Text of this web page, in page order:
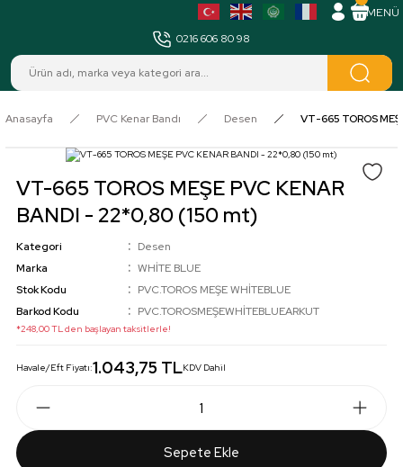
0216 606 80 98
Anasayfa PVC Kenar Bandı Desen VT-665 TOROS
VT-665 TOROS MEŞE PVC KENAR
BANDI - 22*0,80 (150 mt)
Kategori
Desen
Marka
WHİTE BLUE
Stok Kodu
PVC.TOROS MEŞE WHİTEBLUE
Barkod Kodu
PVC.TOROSMEŞEWHİTEBLUEARKUT
*248,00 TL den başlayan taksitlerle!
Havale/Eft Fiyatı:1.043,75 TLKDV Dahil
Sepete Ekle